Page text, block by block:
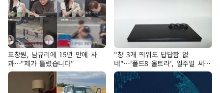
표창원, 남규리에 15년 만에 사
과…"제가 틀렸습니다"
"창 3개 띄워도 답답함 없
네"…'폴드8 울트라', 일주일 써보
니